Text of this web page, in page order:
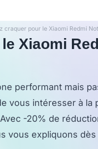
Xiaomi
performant mais
vous intéresser à la
-20% de
vous expliquons